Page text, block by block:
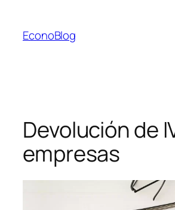
contenido
EconoBlog
Devolución de
empresas